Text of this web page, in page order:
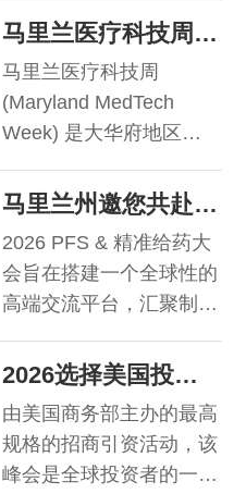
MacroGenics签署一份长
期
局，共筑药物创新与可及
性的新生态”为主题，汇
聚260+海内外权威嘉
宾、4000+产业精英，精
心打造13大平行论坛，覆
全球注册、CGT、
ADC、AI制药、
激励计划共支持了24,000
业(induced jobs)岗位。
这一数据涵盖了该财年在
马里兰州境内新创造和保
留的13,000个直接就业岗
位。在过去的一年里，全
州共有830多家企业受益
于商务厅激励计划，在各
类项目中投资总计将近
马里兰医疗科技周 | DMV医疗行业盛事，汇集九大活动
马里兰医疗科技周
(Maryland MedTech
Week) 是大华府地区
事。通过为期一周的系列
疗技术的硬核实力。从融
资机会、行业社交到前沿
技术预览，无论您是何种
背景，只要对医疗技术及
其未来影响感兴趣，这里
都有属于您的机遇。
马里兰州邀您共赴2026 PFS & 精准给药大会
2026 PFS & 精准给药大
会旨在搭建一个全球性的
高端交流平台，汇聚制药
疗器械供应商、临床医
的核心领袖。本届大会将
聚焦于最前沿的技术突
破、材料科学、临床应用
2026选择美国投资峰会及马里兰州专场活动
由美国商务部主办的最高
规格的招商引资活动，该
峰会是全球投资者的一站